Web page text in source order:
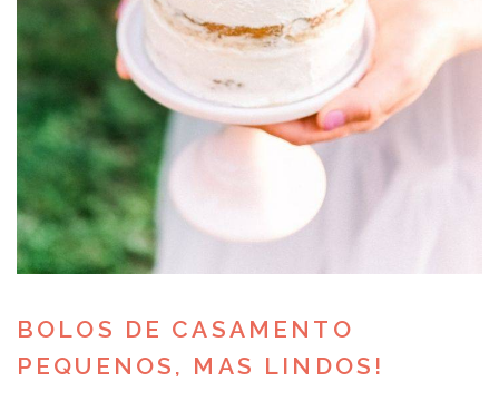
BOLOS DE CASAMENTO
PEQUENOS, MAS LINDOS!